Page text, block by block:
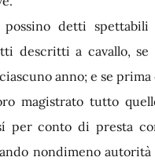
possino detti spettabili
descritti a cavallo, se
anno; e se prima
magistrato tutto
per conto di presta
nondimeno